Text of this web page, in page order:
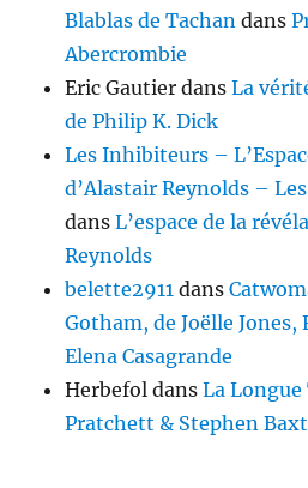
Blablas de Tachan dans
Abercrombie
Eric Gautier dansLa
de Philip K. Dick
Les Inhibiteurs –
d’Alastair Reynolds –
dansL’espace de la
Reynolds
belette2911 dans
Gotham, de Joëlle
Elena Casagrande
Herbefol dansLa
Pratchett & Stephen